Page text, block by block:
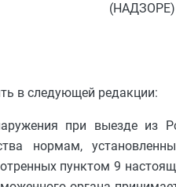
в следующей редакции:
при выезде из
нормам,
пунктом 9